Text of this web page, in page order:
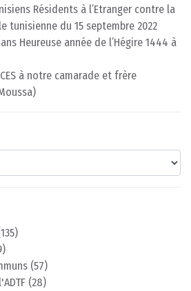
Résidents à l’Etranger contre la
tunisienne du 15 septembre 2022
Heureuse année de l’Hégire 1444 à
à notre camarade et frère
(57)
(28)